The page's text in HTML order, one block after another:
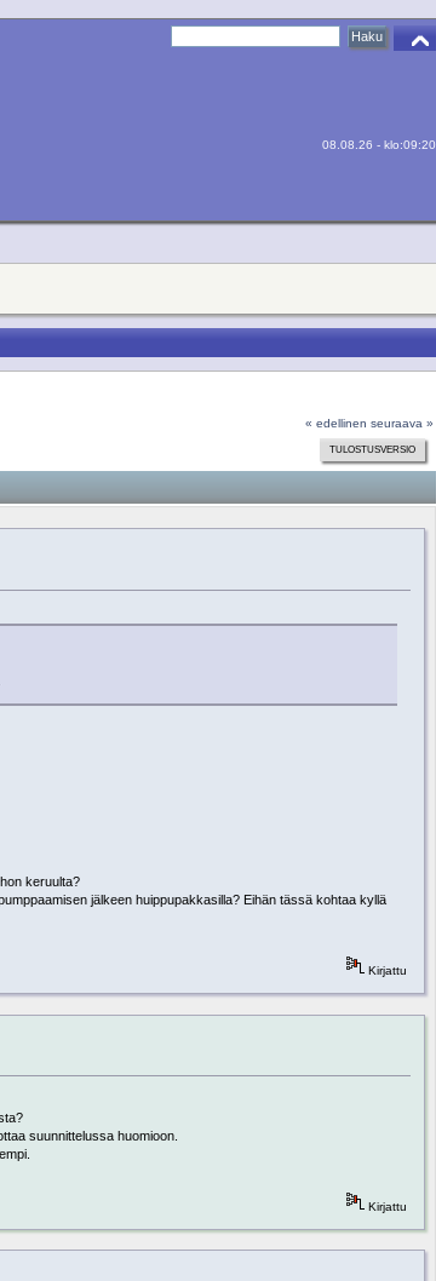
08.08.26 - klo:09:20
« edellinen seuraava »
TULOSTUSVERSIO
keruulta?
jälkeen huippupakkasilla? Eihän tässä kohtaa kyllä
Kirjattu
suunnittelussa huomioon.
Kirjattu